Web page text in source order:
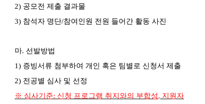
2) 공모전 제출 결과물
3) 참석자 명단/참여인원 전원 들어간 활동 사진
마. 선발방법
1) 증빙서류 첨부하여 개인 혹은 팀별로 신청서 제출
2) 전공별 심사 및 선정
※ 심사기준: 신청 프로그램 취지와의 부합성, 지원자